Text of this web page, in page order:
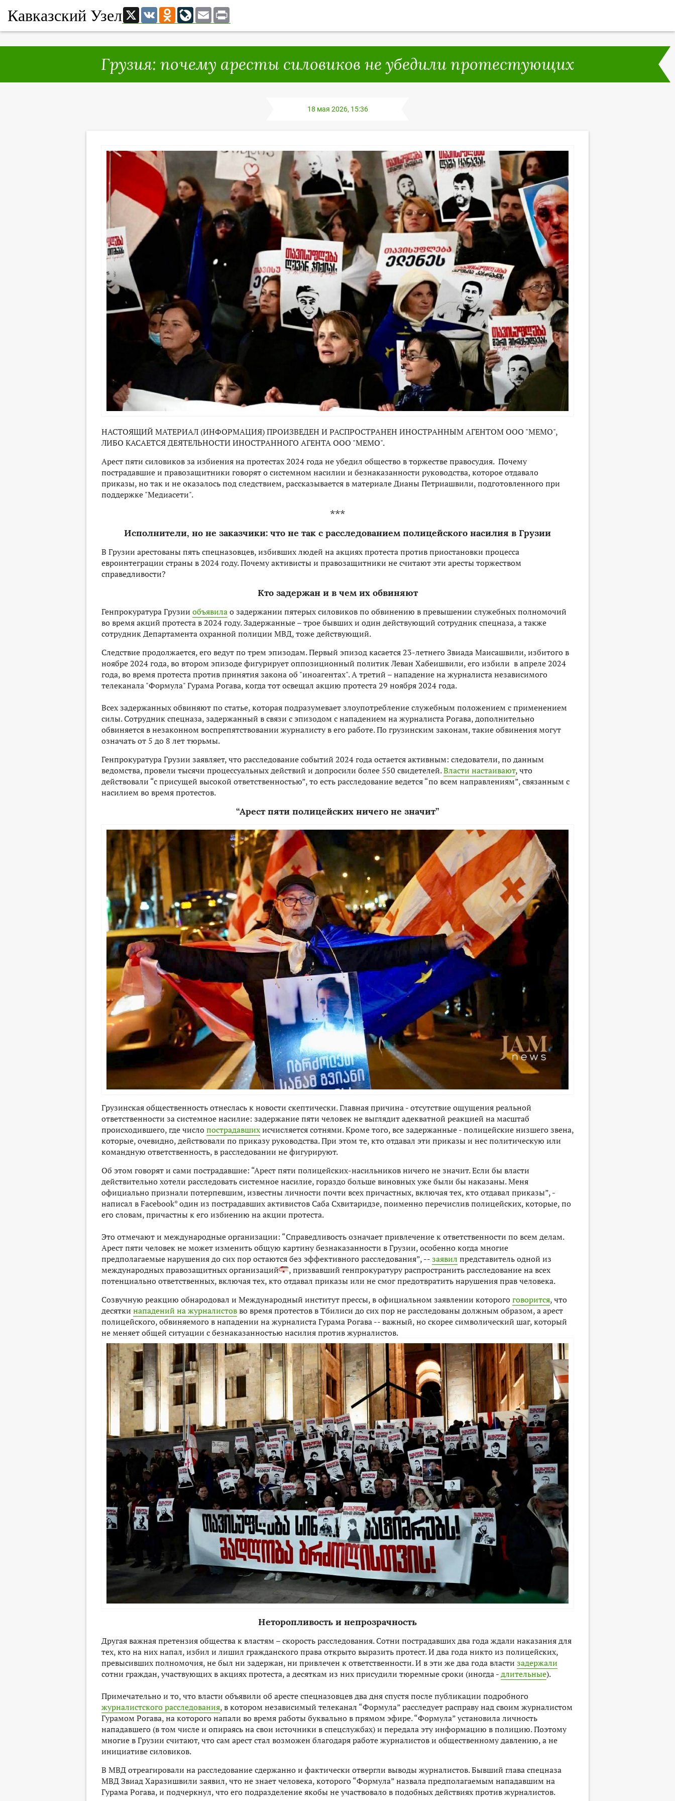
Кавказский Узел X VK Odnoklassniki
LiveJournal
Email
Грузия: почему аресты силовиков не убедили протестующих
18 мая 2026, 15:36
НАСТОЯЩИЙ МАТЕРИАЛ (ИНФОРМАЦИЯ) ПРОИЗВЕДЕН И РАСПРОСТРАНЕН ИНОСТРАННЫМ АГЕНТОМ ООО "МЕМО",
ЛИБО КАСАЕТСЯ ДЕЯТЕЛЬНОСТИ ИНОСТРАННОГО АГЕНТА ООО "МЕМО".
Арест пяти силовиков за избиения на протестах 2024 года не убедил общество в торжестве правосудия. Почему
пострадавшие и правозащитники говорят о системном насилии и безнаказанности руководства, которое отдавало
приказы, но так и не оказалось под следствием, рассказывается в материале Дианы Петриашвили, подготовленного при
поддержке "Медиасети".
***
Исполнители, но не заказчики: что не так с расследованием полицейского насилия в Грузии
В Грузии арестованы пять спецназовцев, избивших людей на акциях протеста против приостановки процесса
евроинтеграции страны в 2024 году. Почему активисты и правозащитники не считают эти аресты торжеством
справедливости?
Кто задержан и в чем их обвиняют
Генпрокуратура Грузии объявилао задержании пятерых силовиков по обвинению в превышении служебных полномочий
во время акций протеста в 2024 году. Задержанные – трое бывших и один действующий сотрудник спецназа, а также
сотрудник Департамента охранной полиции МВД, тоже действующий.
Следствие продолжается, его ведут по трем эпизодам. Первый эпизод касается 23-летнего Звиада Маисашвили, избитого в
ноябре 2024 года, во втором эпизоде фигурирует оппозиционный политик Леван Хабеишвили, его избили в апреле 2024
года, во время протеста против принятия закона об "иноагентах". А третий – нападение на журналиста независимого
телеканала "Формула" Гурама Рогава, когда тот освещал акцию протеста 29 ноября 2024 года.
Всех задержанных обвиняют по статье, которая подразумевает злоупотребление служебным положением с применением
силы. Сотрудник спецназа, задержанный в связи с эпизодом ​​с нападением на журналиста Рогава, дополнительно
обвиняется в незаконном воспрепятствовании журналисту в его работе. По грузинским законам, такие обвинения могут
означать от 5 до 8 лет тюрьмы.
Генпрокуратура Грузии заявляет, что расследование событий 2024 года остается активным: следователи, по данным
ведомства, провели тысячи процессуальных действий и допросили более 550 свидетелей.Власти настаивают, что
действовали “с присущей высокой ответственностью”, то есть расследование ведется “по всем направлениям”, связанным с
насилием во время протестов.
“Арест пяти полицейских ничего не значит”
Грузинская общественность отнеслась к новости скептически. Главная причина - отсутствие ощущения реальной
ответственности за системное насилие: задержание пяти человек не выглядит адекватной реакцией на масштаб
происходившего, где числопострадавшихисчисляется сотнями. Кроме того, все задержанные - полицейские низшего звена,
которые, очевидно, действовали по приказу руководства. При этом те, кто отдавал эти приказы и нес политическую или
командную ответственность, в расследовании не фигурируют.
Об этом говорят и сами пострадавшие: “Арест пяти полицейских-насильников ничего не значит. Если бы власти
действительно хотели расследовать системное насилие, гораздо больше виновных уже были бы наказаны. Меня
официально признали потерпевшим, известны личности почти всех причастных, включая тех, кто отдавал приказы”, -
написал в Facebook* один из пострадавших активистов Саба Схвитаридзе, поименно перечислив полицейских, которые, по
его словам, причастны к его избиению на акции протеста.
Это отмечают и международные организации: “Справедливость означает привлечение к ответственности по всем делам.
Арест пяти человек не может изменить общую картину безнаказанности в Грузии, особенно когда многие
предполагаемые нарушения до сих пор остаются без эффективного расследования”, --заявил представитель одной из
международных правозащитных организаций
, призвавший генпрокуратуру распространить расследование на всех
потенциально ответственных, включая тех, кто отдавал приказы или не смог предотвратить нарушения прав человека.
Созвучную реакцию обнародовал и Международный институт прессы, в официальном заявлении которогоговорится, что
десятки нападений на журналистовво время протестов в Тбилиси до сих пор не расследованы должным образом, а арест
полицейского, обвиняемого в нападении на журналиста Гурама Рогава -- важный, но скорее символический шаг, который
не меняет общей ситуации с безнаказанностью насилия против журналистов.
Неторопливость и непрозрачность
Другая важная претензия общества к властям – скорость расследования. Сотни пострадавших два года ждали наказания для
тех, кто на них напал, избил и лишил гражданского права открыто выразить протест. И два года никто из полицейских,
превысивших полномочия, не был ни задержан, ни привлечен к ответственности. И в эти же два года власти задержали
сотни граждан, участвующих в акциях протеста, а десяткам из них присудили тюремные сроки (иногда -длительные).
Примечательно и то, что власти объявили об аресте спецназовцев два дня спустя после публикации подробного
журналистского расследования, в котором независимый телеканал “Формула” расследует расправу над своим журналистом
Гурамом Рогава, на которого напали во время работы буквально в прямом эфире. “Формула” установила личность
нападавшего (в том числе и опираясь на свои источники в спецслужбах) и передала эту информацию в полицию. Поэтому
многие в Грузии считают, что сам арест стал возможен благодаря работе журналистов и общественному давлению, а не
инициативе силовиков.
В МВД отреагировали на расследование сдержанно и фактически отвергли выводы журналистов. Бывший глава спецназа
МВД Звиад Харазишвили заявил, что не знает человека, которого “Формула” назвала предполагаемым нападавшим на
Гурама Рогава, и подчеркнул, что его подразделение якобы не участвовало в подобных действиях против журналистов.